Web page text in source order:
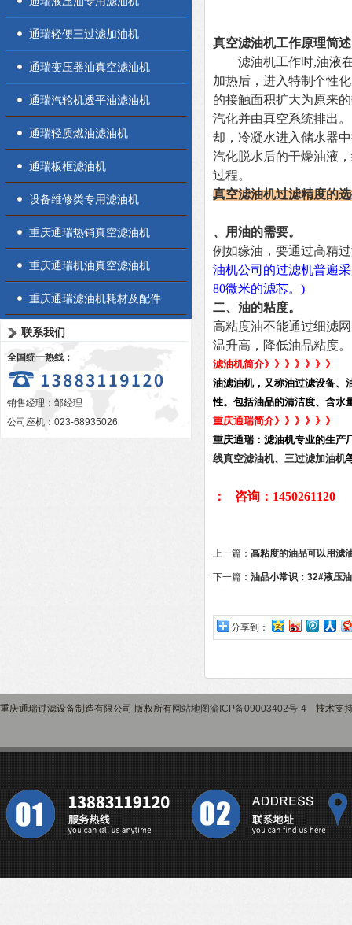
通瑞轻便三过滤加油机
通瑞变压器油真空滤油机
通瑞汽轮机透平油滤油机
通瑞轻质燃油滤油机
通瑞板框滤油机
设备维修类专用滤油机
重庆通瑞热销真空滤油机
重庆通瑞机油真空滤油机
重庆通瑞滤油机耗材及配件
联系我们
全国统一热线：
销售经理：邹经理
公司座机：023-68935026
真空滤油机工作原理简
滤油机工作时,油液在
加热后，进入特制个性
的接触面积扩大为原来
汽化并由真空系统排出
却，冷凝水进入储水器
汽化脱水后的干燥油液
过程。
真空滤油机过滤精度的
、用油的需要。
例如缘油，要通过高精
油机公司 的过滤机普遍
80微米的滤芯。)
二、油的粘度。
高粘度油不能通过细滤
温升高，降低油品粘度。
滤油机简介》》》》》》》
油滤油机，又称油过滤设备、
性。包括油品的清洁度、含水
重庆通瑞简介》》》》》》
重庆通瑞：滤油机专业的生产
线真空滤油机、 三过滤加油机
： 咨询： 1450261120
上一篇： 高粘度的油品可以用滤
下一篇： 油品小常识：32#液压
分享到：
重庆通瑞过滤设备制造有限公司 版权所有网站地图渝ICP备09003402号-4 技术支